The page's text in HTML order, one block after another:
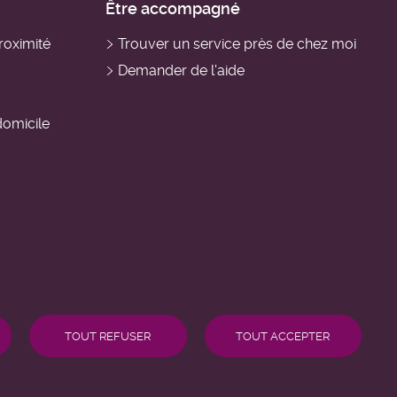
Être accompagné
Trouver un service près de chez moi
Demander de l'aide
TOUT REFUSER TOUT ACCEPTER
Carte